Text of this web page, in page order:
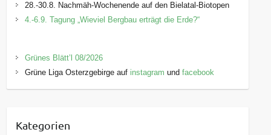
28.-30.8. Nachmäh-Wochenende auf den Bielatal-Biotopen
4.-6.9. Tagung „Wieviel Bergbau erträgt die Erde?“
Grünes Blätt’l 08/2026
Grüne Liga Osterzgebirge auf instagram undfacebook
Kategorien